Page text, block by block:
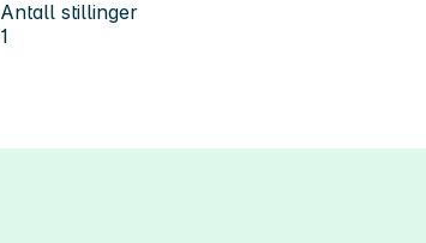
Antall stillinger
1